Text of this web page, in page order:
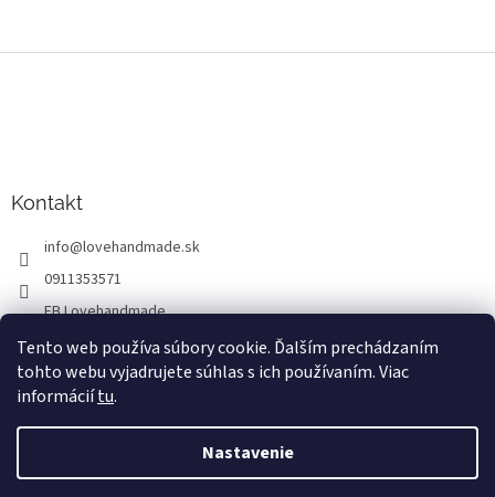
Tento web používa súbory cookie. Ďalším prechádzaním
tohto webu vyjadrujete súhlas s ich používaním. Viac
informáciítu.
Nastavenie
Kontakt
info@lovehandmade.sk
0911353571
FB Lovehandmade
lovehandmade.sk
Lovehandmade
Vytvoril Shoptet